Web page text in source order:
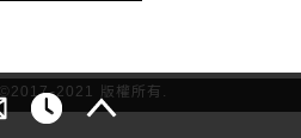
©2017-2021 版權所有.